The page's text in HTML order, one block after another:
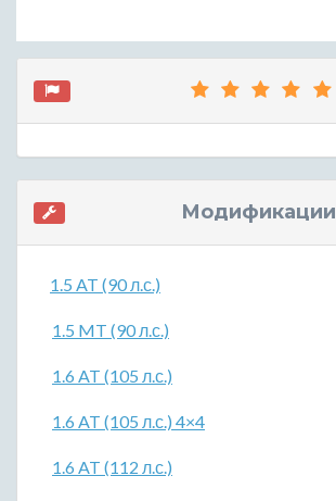
Модификации
1.5 AT (90 л.с.)
1.5 MT (90 л.с.)
1.6 AT (105 л.с.)
1.6 AT (105 л.с.) 4×4
1.6 AT (112 л.с.)